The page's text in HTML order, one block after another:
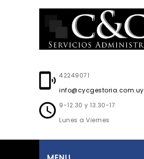
42249071
info@cycgestoria.com.uy
9-12.30 y 13.30-17
Lunes a Viernes